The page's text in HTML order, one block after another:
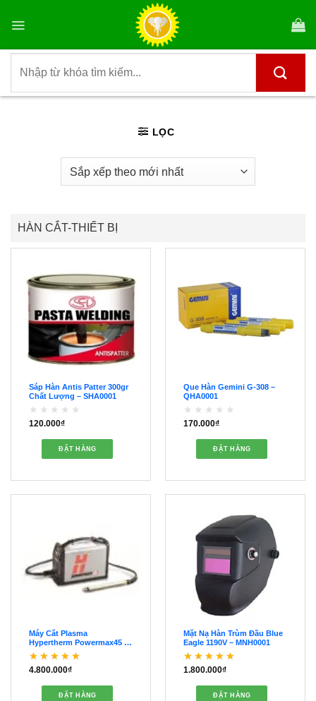
qua
dung
kiếm:
LỌC
HÀN CẮT-THIẾT BỊ
Sáp Hàn Antis Patter 300gr
Chất Lượng – SHA0001
Được
120.000₫
ĐẶT HÀNG
Que Hàn Gemini G-308 –
QHA0001
Được
170.000₫
ĐẶT HÀNG
Máy Cắt Plasma
Hypertherm Powermax45 –
MCP0001
Được xếp hạng
4.800.000₫
ĐẶT HÀNG
Mặt Nạ Hàn Trùm Đầu Blue
Eagle 1190V – MNH0001
Được xếp hạng
1.800.000₫
ĐẶT HÀNG